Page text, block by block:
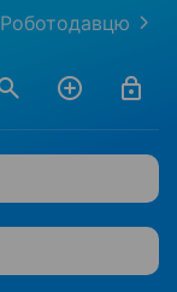
Роботодавцю